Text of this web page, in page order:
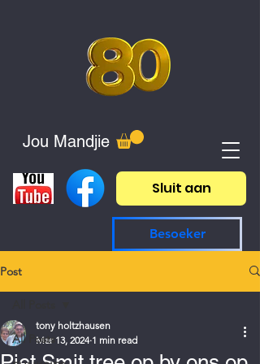
Jou Mandjie
Sluit aan
Besoeker
Post
All Posts
tony holtzhausen
Mar 13, 2024 1 min read